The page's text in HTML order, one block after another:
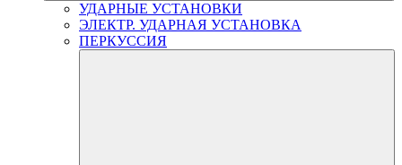
УДАРНЫЕ УСТАНОВКИ
ЭЛЕКТР. УДАРНАЯ УСТАНОВКА
ПЕРКУССИЯ